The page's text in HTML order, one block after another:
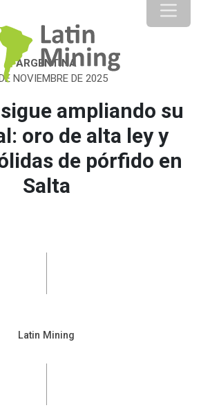
ARGENTINA
NOVIEMBRE DE 2025
ampliando su
oro de alta ley y
de pórfido en
Salta
Latin Mining